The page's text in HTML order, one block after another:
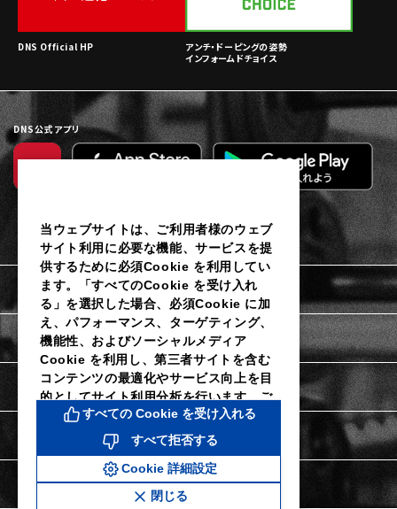
DNS Official HP
アンチ・ドーピングの姿勢
インフォームドチョイス
DNS公式アプリ
利用規約
個人情報保護に関するご通知
Cookieポリシー
Cookie詳細設定
特定商取引法に関する表示
当ウェブサイトは、ご利用者様のウェブ
サイト利用に必要な機能、サービスを提
供するために必須Cookie を利用してい
ます。「すべてのCookie を受け入れ
る」を選択した場合、必須Cookie に加
え、パフォーマンス、ターゲティング、
機能性、およびソーシャルメディア
Cookie を利用し、第三者サイトを含む
コンテンツの最適化やサービス向上を目
的としてサイト利用分析を行います。ご
利用者様は当社のCookie 設定ツールに
よりいつでも同意を撤回し、Cookie 設
定を変更することができます。同意を拒
否し、パフォーマンス、ターゲティン
グ、機能性およびソーシャルメディア
すべての Cookie を受け入れる
すべて拒否する
Cookie 詳細設定
閉じる